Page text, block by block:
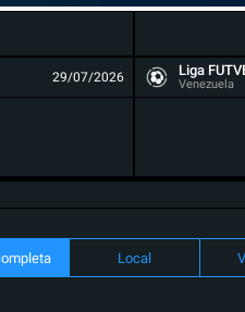
29/07/2026 Liga
Venezuela
Local